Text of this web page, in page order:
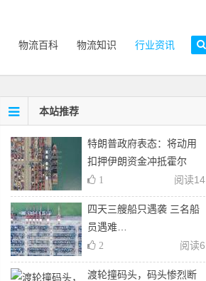
物流百科 物流知识 行业资讯
本站推荐
特朗普政府表态：将动用
扣押伊朗资金冲抵霍尔
阅读14
1
四天三艘船只遇袭 三名船
员遇难…
阅读6
2
渡轮撞码头，码头惨烈断